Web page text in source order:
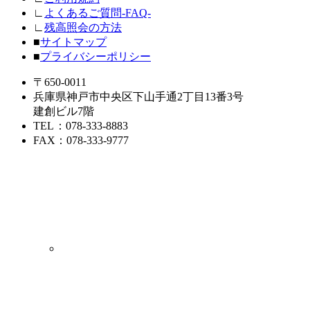
∟
よくあるご質問-FAQ-
∟ 残高照会の方法
■サイトマップ
■プライバシーポリシー
〒650-0011
兵庫県神戸市中央区下山手通2丁目13番3号
建創ビル7階
TEL ：078-333-8883
FAX ：078-333-9777